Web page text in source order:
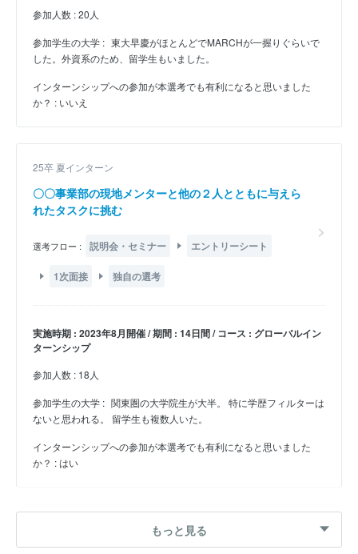
参加人数 : 20人
参加学生の大学 : 東大早慶がほとんどでMARCHが一握りぐらいで
した。外資系のため、留学生もいました。
インターンシップへの参加が本選考でも有利になると思いました
か？ : いいえ
25卒 夏インターン
〇〇事業部の現地メンターと他の２人とともに与えら
れたタスクに挑む
選考フロー : 説明会・セミナー エントリーシート
1次面接 独自の選考
実施時期 : 2023年8月開催 / 期間 : 14日間 / コース : グローバルイン
ターンシップ
参加人数 : 18人
参加学生の大学 : 関東圏の大学院生が大半。 特に学歴フィルターは
ないと思われる。 留学生も複数人いた。
インターンシップへの参加が本選考でも有利になると思いました
か？ : はい
もっと見る